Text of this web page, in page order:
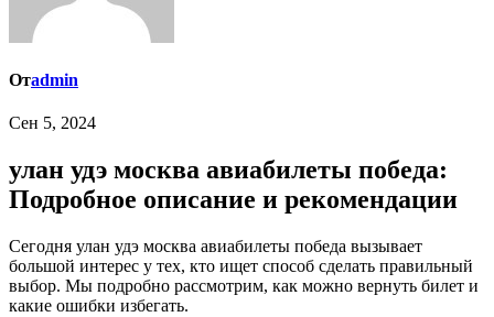
Отadmin
Сен 5, 2024
улан удэ москва авиабилеты победа:
Подробное описание и рекомендации
Сегодня улан удэ москва авиабилеты победа вызывает
большой интерес у тех, кто ищет способ сделать правильный
выбор. Мы подробно рассмотрим, как можно вернуть билет и
какие ошибки избегать.